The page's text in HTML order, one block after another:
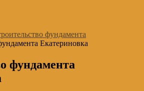
фундамента
Екатериновка
фундамента